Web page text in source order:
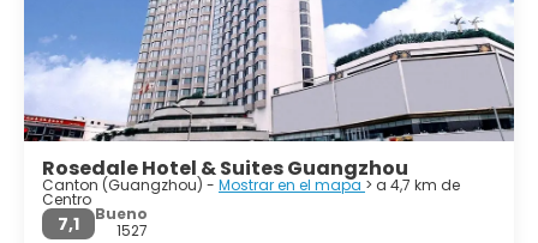
Rosedale Hotel & Suites Guangzhou
Canton (Guangzhou) - Mostrar en el mapa > a 4,7 km de
Centro
7,1
Bueno
1527